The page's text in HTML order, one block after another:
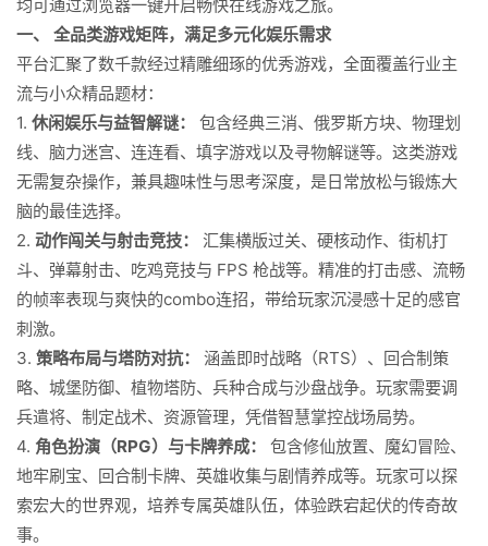
均可通过浏览器一键开启畅快在线游戏之旅。
一、 全品类游戏矩阵，满足多元化娱乐需求
平台汇聚了数千款经过精雕细琢的优秀游戏，全面覆盖行业主
流与小众精品题材：
1. 休闲娱乐与益智解谜：
包含经典三消、俄罗斯方块、物理划
线、脑力迷宫、连连看、填字游戏以及寻物解谜等。这类游戏
无需复杂操作，兼具趣味性与思考深度，是日常放松与锻炼大
脑的最佳选择。
2. 动作闯关与射击竞技：
汇集横版过关、硬核动作、街机打
斗、弹幕射击、吃鸡竞技与 FPS 枪战等。精准的打击感、流畅
的帧率表现与爽快的combo连招，带给玩家沉浸感十足的感官
刺激。
3. 策略布局与塔防对抗：
涵盖即时战略（RTS）、回合制策
略、城堡防御、植物塔防、兵种合成与沙盘战争。玩家需要调
兵遣将、制定战术、资源管理，凭借智慧掌控战场局势。
4. 角色扮演（RPG）与卡牌养成：
包含修仙放置、魔幻冒险、
地牢刷宝、回合制卡牌、英雄收集与剧情养成等。玩家可以探
索宏大的世界观，培养专属英雄队伍，体验跌宕起伏的传奇故
事。